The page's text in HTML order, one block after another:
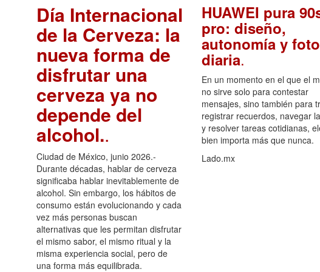
Día Internacional
de la Cerveza: la
nueva forma de
disfrutar una
cerveza ya no
depende del
alcohol..
Ciudad de México, junio 2026.-
Durante décadas, hablar de cerveza
significaba hablar inevitablemente de
alcohol. Sin embargo, los hábitos de
consumo están evolucionando y cada
vez más personas buscan
alternativas que les permitan disfrutar
el mismo sabor, el mismo ritual y la
misma experiencia social, pero de
una forma más equilibrada.
HUAWEI pura
pro: diseño,
autonomía y foto
diaria.
En un momento en el que el
no sirve solo para contestar
mensajes, sino también para
registrar recuerdos, navegar
y resolver tareas cotidianas,
bien importa más que nunca.
Lado.mx